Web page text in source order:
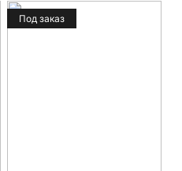
Под заказ